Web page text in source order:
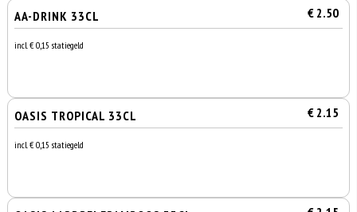
AA-DRINK 33CL € 2.50
incl. € 0,15 statiegeld
OASIS TROPICAL 33CL € 2.15
incl. € 0,15 statiegeld